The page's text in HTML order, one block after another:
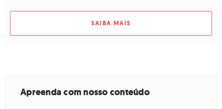
SAIBA MAIS
Apreenda com nosso conteúdo